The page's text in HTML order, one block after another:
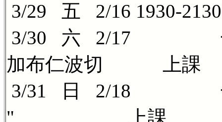
3/29 五 2/16 1930-
3/30 六 2/
加布仁波切 上課
3/31 日
" 上課